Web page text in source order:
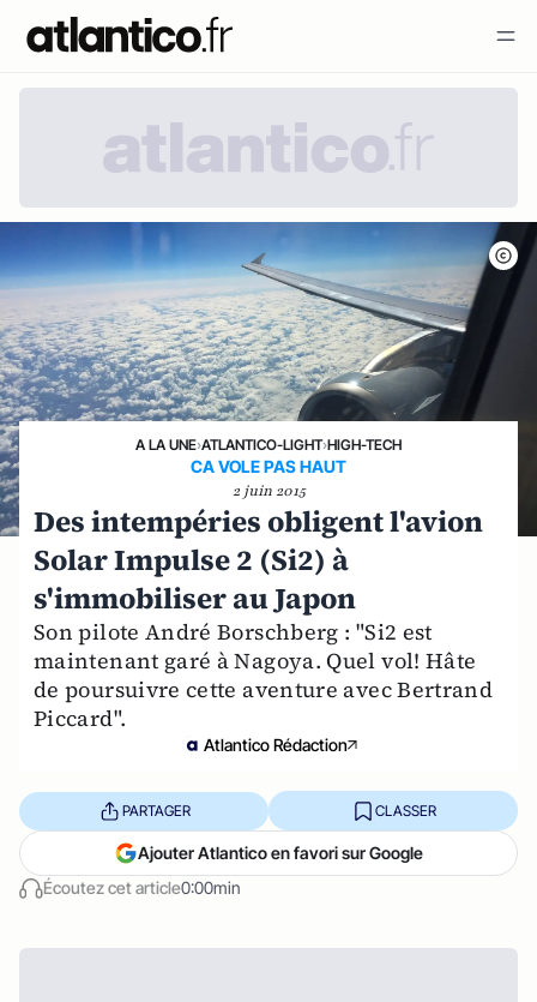
A LA UNE›ATLANTICO-LIGHT›HIGH-TECH
CA VOLE PAS HAUT
2 juin 2015
Des intempéries obligent l'avion
Solar Impulse 2 (Si2) à
s'immobiliser au Japon
Son pilote André Borschberg : "Si2 est
maintenant garé à Nagoya. Quel vol! Hâte
de poursuivre cette aventure avec Bertrand
Piccard".
Atlantico Rédaction
Écoutez cet article0:00min
PARTAGER CLASSER
Ajouter Atlantico en favori sur Google